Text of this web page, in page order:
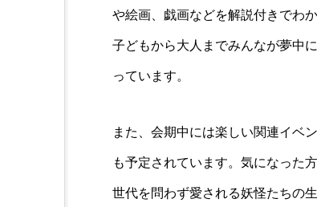
や絵画、戯画などを解説付きでわ
子どもから大人までみんなが夢中
っています。
また、会期中には楽しい関連イベ
も予定されています。気になった
世代を問わず愛される妖怪たちの